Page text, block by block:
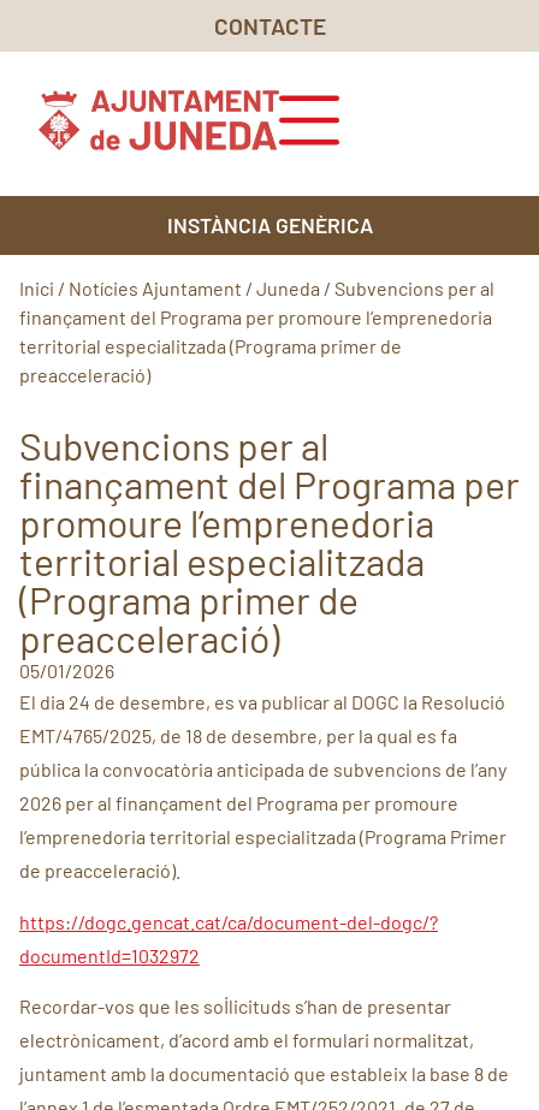
CONTACTE
INSTÀNCIA GENÈRICA
Inici / Notícies Ajuntament / Juneda / Subvencions per al
finançament del Programa per promoure l’emprenedoria
territorial especialitzada (Programa primer de
preacceleració)
Subvencions per al
finançament del Programa per
promoure l’emprenedoria
territorial especialitzada
(Programa primer de
preacceleració)
05/01/2026
El dia 24 de desembre, es va publicar al DOGC la Resolució
EMT/4765/2025, de 18 de desembre, per la qual es fa
pública la convocatòria anticipada de subvencions de l’any
2026 per al finançament del Programa per promoure
l’emprenedoria territorial especialitzada (Programa Primer
de preacceleració).
https://dogc.gencat.cat/ca/document-del-dogc/?
documentId=1032972
Recordar-vos que les sol·licituds s’han de presentar
electrònicament, d’acord amb el formulari normalitzat,
juntament amb la documentació que estableix la base 8 de